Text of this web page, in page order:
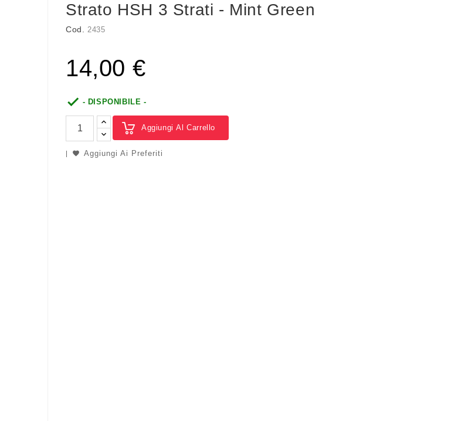
Strato HSH 3 Strati - Mint Green
Cod. 2435
14,00 €
 - DISPONIBILE -
Aggiungi Al Carrello
Aggiungi Ai Preferiti